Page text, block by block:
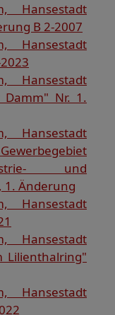
Hansestadt
B 2-2007
Hansestadt
Hansestadt
Damm" Nr. 1.
Hansestadt
und
1. Änderung
Hansestadt
Hansestadt
Lilienthalring"
Hansestadt